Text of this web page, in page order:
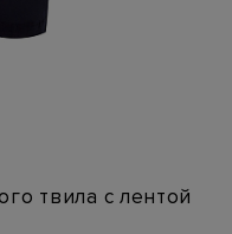
твила с лентой